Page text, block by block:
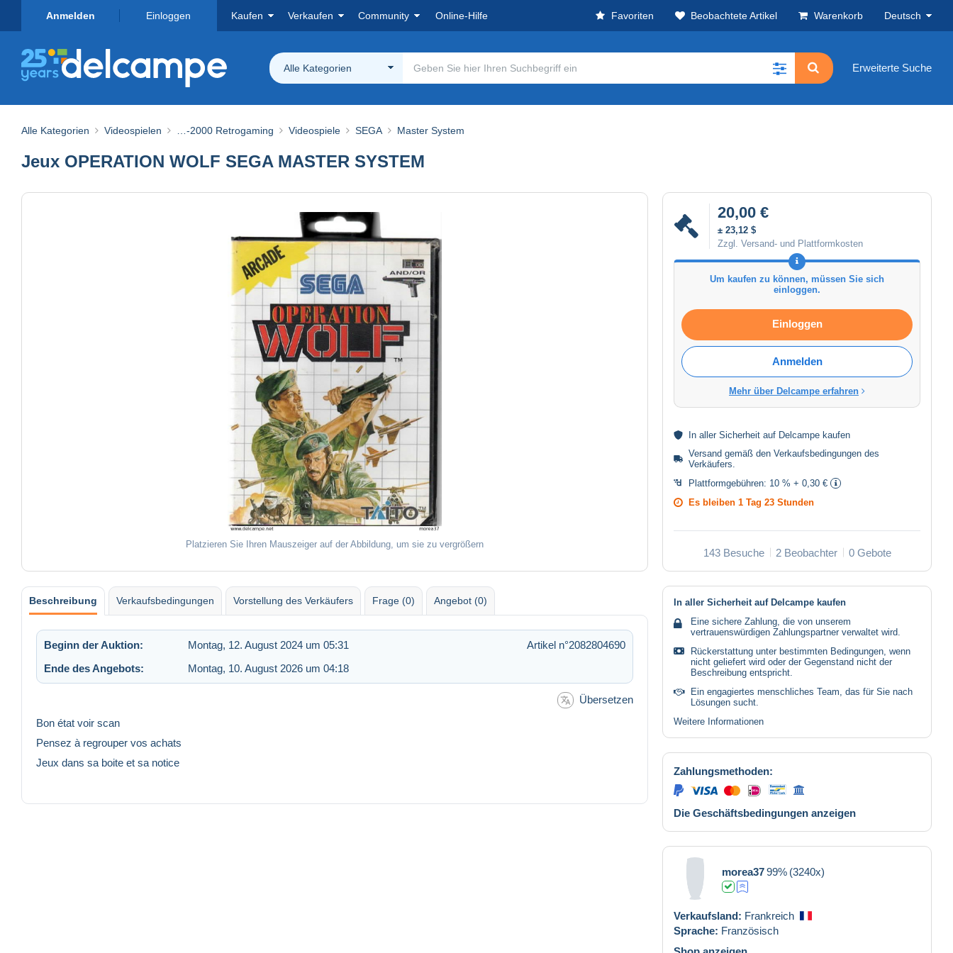
Anmelden Einloggen Kaufen Verkaufen Community Online-Hilfe Favoriten Beobachtete Artikel Warenkorb Deutsch
Alle Kategorien Erweiterte Suche
Alle Kategorien Videospielen …-2000 Retrogaming Videospiele SEGA Master System
Jeux OPERATION WOLF SEGA MASTER SYSTEM
Platzieren Sie Ihren Mauszeiger auf der Abbildung, um sie zu vergrößern
20,00 €
± 23,12 $
Zzgl. Versand- und Plattformkosten
Um kaufen zu können, müssen Sie sich
einloggen.
Einloggen
Anmelden
Mehr über Delcampe erfahren
In aller Sicherheit auf Delcampe kaufen
Versand gemäß den Verkaufsbedingungen des
Verkäufers
Plattformgebühren: 10 % + 0,30 €
Es bleiben 1 Tag 23 Stunden
143 Besuche 2 Beobachter 0 Gebote
Beschreibung Verkaufsbedingungen Vorstellung des Verkäufers Frage (0) Angebot (0)
Beginn der Auktion: Montag, 12. August 2024 um 05:31
Artikel n°2082804690
Ende des Angebots:
Montag, 10. August 2026 um 04:18
Übersetzen
Bon état voir scan
Pensez à regrouper vos achats
Jeux dans sa boite et sa notice
In aller Sicherheit auf Delcampe kaufen
Eine sichere Zahlung, die von unserem
vertrauenswürdigen Zahlungspartner verwaltet wird.
Rückerstattung unter bestimmten Bedingungen, wenn
nicht geliefert wird oder der Gegenstand nicht der
Beschreibung entspricht.
Ein engagiertes menschliches Team, das für Sie nach
Lösungen sucht.
Weitere Informationen
Zahlungsmethoden:
Die Geschäftsbedingungen anzeigen
morea3799% (3240x)
Verkaufsland: Frankreich
Sprache: Französisch